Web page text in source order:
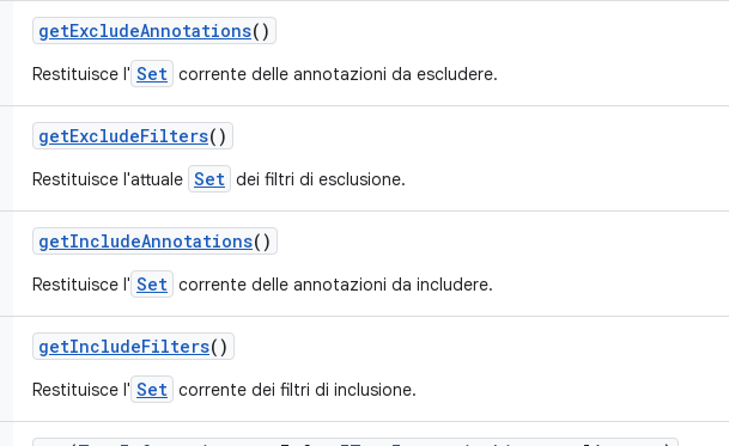
getExcludeAnnotations()
Restituisce l' Set corrente delle annotazioni da escludere.
getExcludeFilters()
Restituisce l'attuale Set dei filtri di esclusione.
getIncludeAnnotations()
Restituisce l' Set corrente delle annotazioni da includere.
getIncludeFilters()
Restituisce l' Set corrente dei filtri di inclusione.